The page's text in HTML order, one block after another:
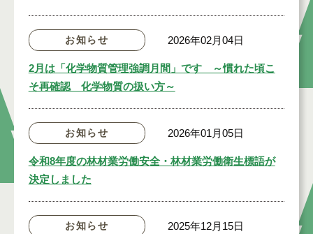
お知らせ 2026年02月04日
2月は「化学物質管理強調月間」です ～慣れた頃こ
そ再確認 化学物質の扱い方～
お知らせ 2026年01月05日
令和8年度の林材業労働安全・林材業労働衛生標語が
決定しました
お知らせ 2025年12月15日